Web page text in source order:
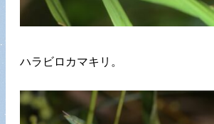
ハラビロカマキリ。